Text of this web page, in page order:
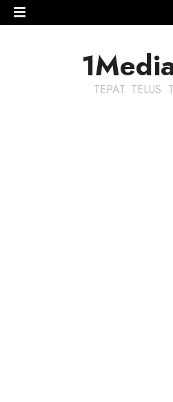
TEPAT. TELUS.